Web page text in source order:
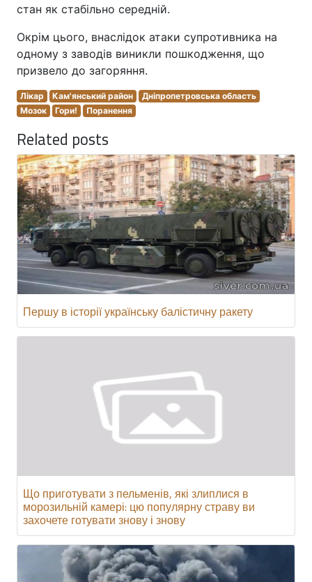
стан як стабільно середній.
Окрім цього, внаслідок атаки супротивника на
одному з заводів виникли пошкодження, що
призвело до загоряння.
Лікар Кам'янський район
Дніпропетровська область
Мозок
Гори! Поранення
Related posts
Першу в історії українську балістичну ракету
Що приготувати з пельменів, які злиплися в
морозильній камері: цю популярну страву ви
захочете готувати знову і знову